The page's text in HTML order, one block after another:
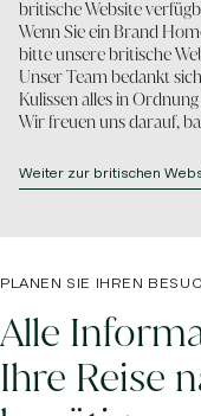
britische Website
Wenn Sie ein Brand
bitte unsere britische
Unser Team bedankt
Kulissen alles in
Wir freuen uns darauf,
Weiter zur britischen
PLANEN SIE IHREN
Alle
Ihre Reise